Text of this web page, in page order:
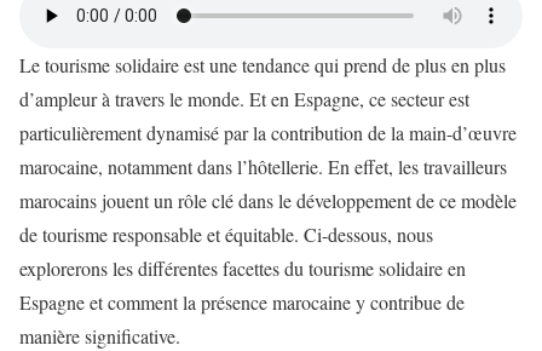
Le tourisme solidaire est une tendance qui prend de plus en plus
d’ampleur à travers le monde. Et en Espagne, ce secteur est
particulièrement dynamisé par la contribution de la main-d’œuvre
marocaine, notamment dans l’hôtellerie. En effet, les travailleurs
marocains jouent un rôle clé dans le développement de ce modèle
de tourisme responsable et équitable. Ci-dessous, nous
explorerons les différentes facettes du tourisme solidaire en
Espagne et comment la présence marocaine y contribue de
manière significative.